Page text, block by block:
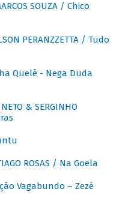
SOUZA / Chico
PERANZZETTA / Tudo
Quelê - Nega Duda
& SERGINHO
ROSAS / Na Goela
Vagabundo – Zezé